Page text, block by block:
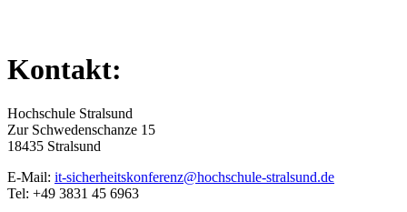
Kontakt:
Hochschule Stralsund
Zur Schwedenschanze 15
18435 Stralsund
E-Mail: it-sicherheitskonferenz@hochschule-stralsund.de
Tel: +49 3831 45 6963